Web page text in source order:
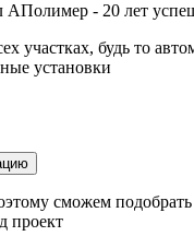
АПолимер - 20 лет
участках, будь то
установки
сможем подобрать
проект